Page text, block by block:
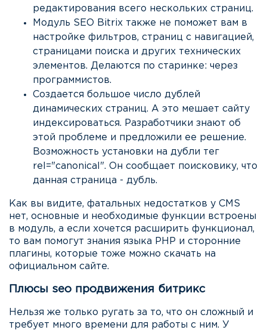
редактирования всего нескольких страниц.
Модуль SEO Bitrix также не поможет вам в
настройке фильтров, страниц с навигацией,
страницами поиска и других технических
элементов. Делаются по старинке: через
программистов.
Создается большое число дублей
динамических страниц. А это мешает сайту
индексироваться. Разработчики знают об
этой проблеме и предложили ее решение.
Возможность установки на дубли тег
rel="canonical". Он сообщает поисковику, что
данная страница - дубль.
Как вы видите, фатальных недостатков у CMS
нет, основные и необходимые функции встроены
в модуль, а если хочется расширить функционал,
то вам помогут знания языка PHP и сторонние
плагины, которые тоже можно скачать на
официальном сайте.
Плюсы seo продвижения битрикс
Нельзя же только ругать за то, что он сложный и
требует много времени для работы с ним. У